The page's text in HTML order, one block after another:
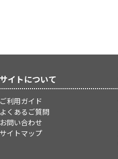
サイトについて
ご利用ガイド
よくあるご質問
お問い合わせ
サイトマップ